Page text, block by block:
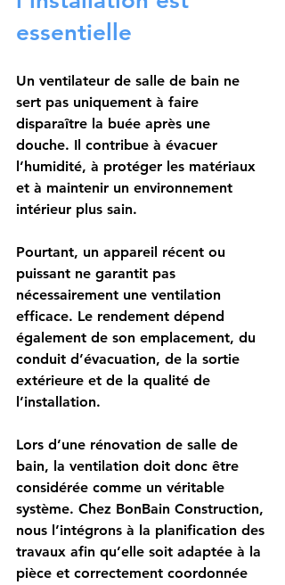
essentielle
Un ventilateur de salle de bain ne
sert pas uniquement à faire
disparaître la buée après une
douche. Il contribue à évacuer
l’humidité, à protéger les matériaux
et à maintenir un environnement
intérieur plus sain.
Pourtant, un appareil récent ou
puissant ne garantit pas
nécessairement une ventilation
efficace. Le rendement dépend
également de son emplacement, du
conduit d’évacuation, de la sortie
extérieure et de la qualité de
l’installation.
Lors d’une rénovation de salle de
bain, la ventilation doit donc être
considérée comme un véritable
système. Chez BonBain Construction,
nous l’intégrons à la planification des
travaux afin qu’elle soit adaptée à la
pièce et correctement coordonnée